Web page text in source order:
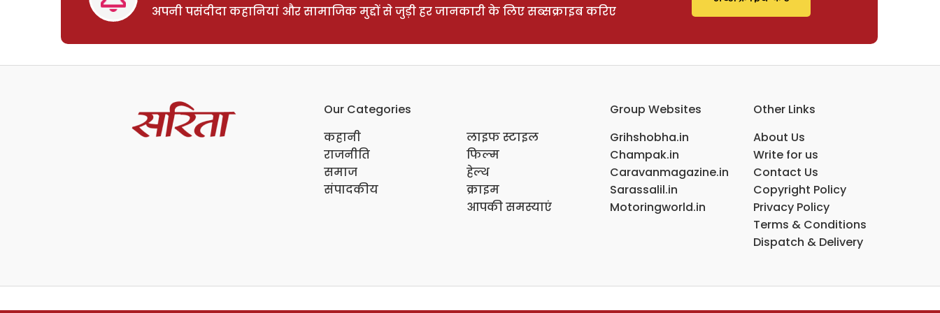
अपनी पसंदीदा कहानियां और सामाजिक मुद्दों से जुड़ी हर जानकारी के लिए सब्सक्राइब करिए
Our Categories
कहानी
राजनीति
समाज
संपादकीय
लाइफ स्टाइल
फिल्म
हेल्थ
क्राइम
आपकी समस्याएं
Group Websites
Grihshobha.in
Champak.in
Caravanmagazine.in
Sarassalil.in
Motoringworld.in
Other Links
About Us
Write for us
Contact Us
Copyright Policy
Privacy Policy
Terms & Conditions
Dispatch & Delivery